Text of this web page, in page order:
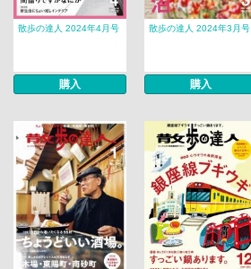
散歩の達人 2024年4月号
購入
散歩の達人 2024年3月号
購入